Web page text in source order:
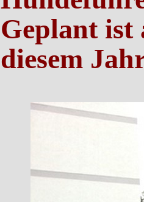
Geplant ist
diesem